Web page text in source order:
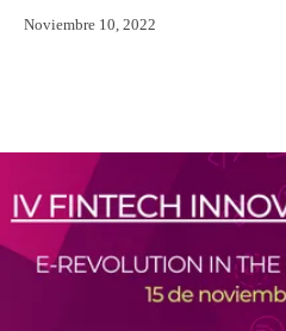
Noviembre 10, 2022